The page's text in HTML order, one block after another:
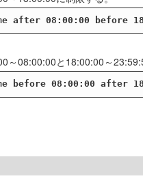
after 08:00:00 before
～08:00:00と18:00:00～
before 08:00:00 after